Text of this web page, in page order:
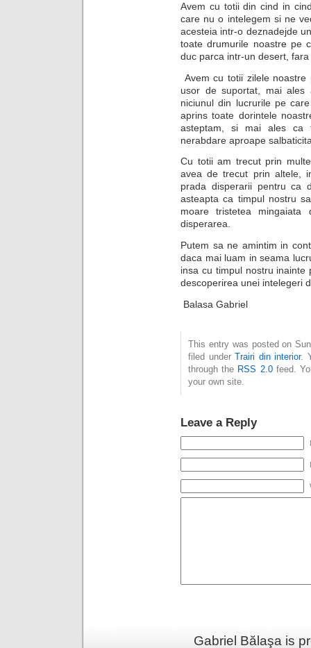
Avem cu totii din cind in
care nu o intelegem si ne
acesteia intr-o deznadejde
toate drumurile noastre pe
duc parca intr-un desert,
Avem cu totii zilele
usor de suportat, mai ales
niciunul din lucrurile pe
aprins toate dorintele
asteptam, si mai ales ca
nerabdare aproape
Cu totii am trecut prin
avea de trecut prin altele,
prada disperarii pentru ca
asteapta ca timpul nostru
moare tristetea
disperarea.
Putem sa ne amintim in
daca mai luam in seama
insa cu timpul nostru
descoperirea unei intelegeri
Balasa Gabriel
This entry was posted on
filed underTrairi din interior.
through the RSS 2.0feed.
your own site.
Leave a Reply
Gabriel Bălaşa is